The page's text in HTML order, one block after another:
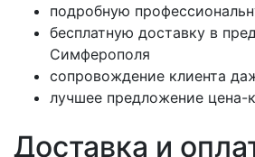
подробную
бесплатную доставку в
Симферополя
сопровождение клиента
лучшее предложение цена-
Доставка и